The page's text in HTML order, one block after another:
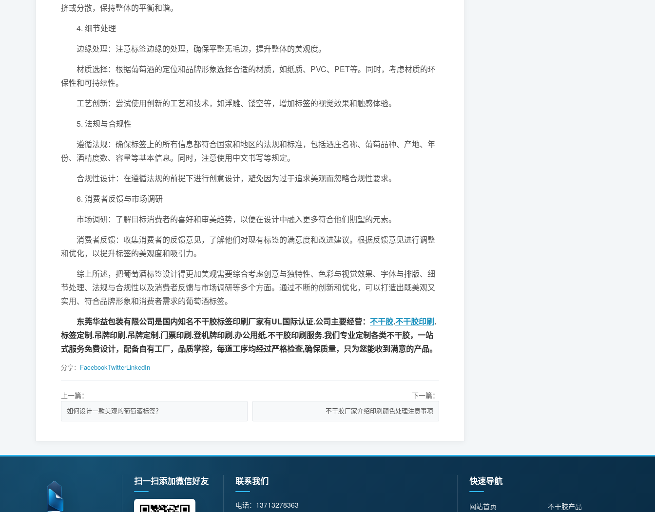
挤或分散，保持整体的平衡和谐。
4. 细节处理
边缘处理：注意标签边缘的处理，确保平整无毛边，提升整体的美观度。
材质选择：根据葡萄酒的定位和品牌形象选择合适的材质，如纸质、PVC、PET等。同时，考虑材质的环
保性和可持续性。
工艺创新：尝试使用创新的工艺和技术，如浮雕、镂空等，增加标签的视觉效果和触感体验。
5. 法规与合规性
遵循法规：确保标签上的所有信息都符合国家和地区的法规和标准，包括酒庄名称、葡萄品种、产地、年
份、酒精度数、容量等基本信息。同时，注意使用中文书写等规定。
合规性设计：在遵循法规的前提下进行创意设计，避免因为过于追求美观而忽略合规性要求。
6. 消费者反馈与市场调研
市场调研：了解目标消费者的喜好和审美趋势，以便在设计中融入更多符合他们期望的元素。
消费者反馈：收集消费者的反馈意见，了解他们对现有标签的满意度和改进建议。根据反馈意见进行调整
和优化，以提升标签的美观度和吸引力。
综上所述，把葡萄酒标签设计得更加美观需要综合考虑创意与独特性、色彩与视觉效果、字体与排版、细
节处理、法规与合规性以及消费者反馈与市场调研等多个方面。通过不断的创新和优化，可以打造出既美观又
实用、符合品牌形象和消费者需求的葡萄酒标签。
东莞华益包装有限公司是国内知名不干胶标签印刷厂家有UL国际认证.公司主要经营： 不干胶.不干胶印刷.
标签定制.吊牌印刷.吊牌定制.门票印刷.登机牌印刷.办公用纸.不干胶印刷服务.我们专业定制各类不干胶，一站
式服务免费设计，配备自有工厂，品质掌控，每道工序均经过严格检查,确保质量，只为您能收到满意的产品。
分享： FacebookTwitterLinkedIn
上一篇：
如何设计一款美观的葡萄酒标签？
下一篇：
不干胶厂家介绍印刷颜色处理注意事项
扫一扫添加微信好友 联系我们
电话： 13713278363
快速导航
网站首页 不干胶产品